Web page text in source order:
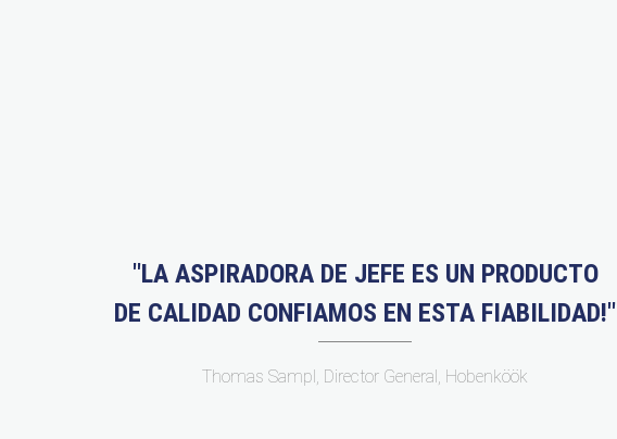
"LA ASPIRADORA DE JEFE ES UN PRODUCTO
DE CALIDAD CONFIAMOS EN ESTA FIABILIDAD!"
Thomas Sampl, Director General, Hobenköök